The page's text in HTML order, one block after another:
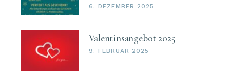
6. DEZEMBER 2025
Valentinsangebot 2025
9. FEBRUAR 2025